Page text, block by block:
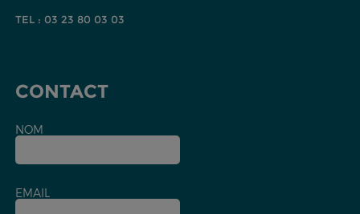
TEL : 03 23 80 03 03
CONTACT
NOM
EMAIL